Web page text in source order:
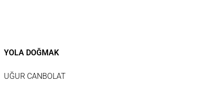
YOLA DOĞMAK
UĞUR CANBOLAT